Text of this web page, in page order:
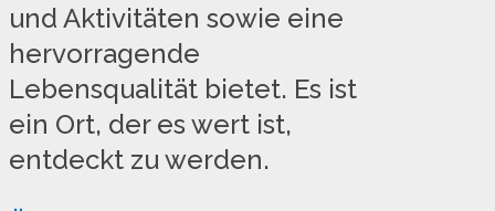
und Aktivitäten sowie eine
hervorragende
Lebensqualität bietet. Es ist
ein Ort, der es wert ist,
entdeckt zu werden.